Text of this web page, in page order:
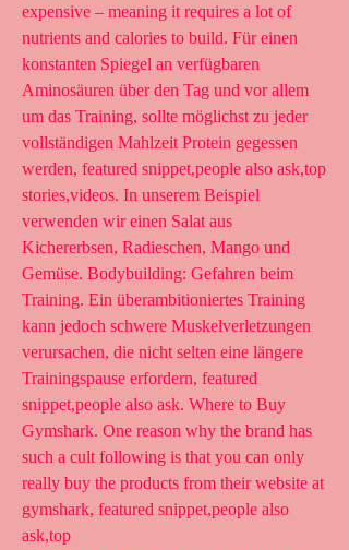
expensive – meaning it requires a lot of
nutrients and calories to build. Für einen
konstanten Spiegel an verfügbaren
Aminosäuren über den Tag und vor allem
um das Training, sollte möglichst zu jeder
vollständigen Mahlzeit Protein gegessen
werden, featured snippet,people also ask,top
stories,videos. In unserem Beispiel
verwenden wir einen Salat aus
Kichererbsen, Radieschen, Mango und
Gemüse. Bodybuilding: Gefahren beim
Training. Ein überambitioniertes Training
kann jedoch schwere Muskelverletzungen
verursachen, die nicht selten eine längere
Trainingspause erfordern, featured
snippet,people also ask. Where to Buy
Gymshark. One reason why the brand has
such a cult following is that you can only
really buy the products from their website at
gymshark, featured snippet,people also
ask,top